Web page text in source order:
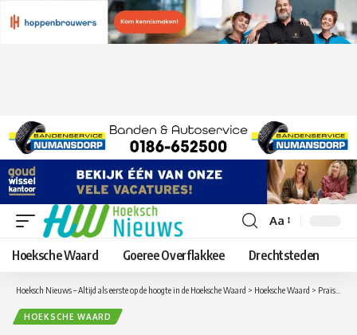
Lettergrootte
aanpassen
Aa
Hoeksche Waard Goeree Overflakkee Drechtsteden
Hoeksch Nieuws – Altijd als eerste op de hoogte in de Hoeksche Waard > Hoeksche Waard > Praise op de “Wurf” – een avond vol muziek, aanbidding en inspiratie
HOEKSCHE WAARD